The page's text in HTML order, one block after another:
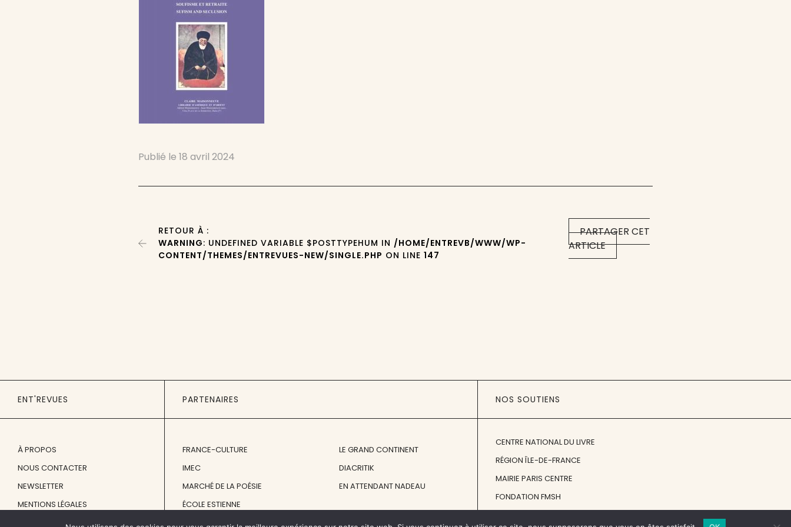
Publié le18 avril 2024
PARTAGER CET
ARTICLE
RETOUR À :
WARNING: UNDEFINED VARIABLE $POSTTYPEHUM IN /HOME/ENTREVB/WWW/WP-
CONTENT/THEMES/ENTREVUES-NEW/SINGLE.PHP ON LINE147
ENT'REVUES
À PROPOS
NOUS CONTACTER
NEWSLETTER
MENTIONS LÉGALES
PARTENAIRES
FRANCE-CULTURE
IMEC
MARCHÉ DE LA POÉSIE
ÉCOLE ESTIENNE
LE GRAND CONTINENT
DIACRITIK
EN ATTENDANT NADEAU
NOS SOUTIENS
CENTRE NATIONAL DU LIVRE
RÉGION ÎLE-DE-FRANCE
MAIRIE PARIS CENTRE
FONDATION FMSH